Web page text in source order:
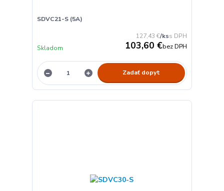
SDVC21-S (5A)
127,43 €/ks
103,60 €bez DPH
Skladom
Zadať dopyt